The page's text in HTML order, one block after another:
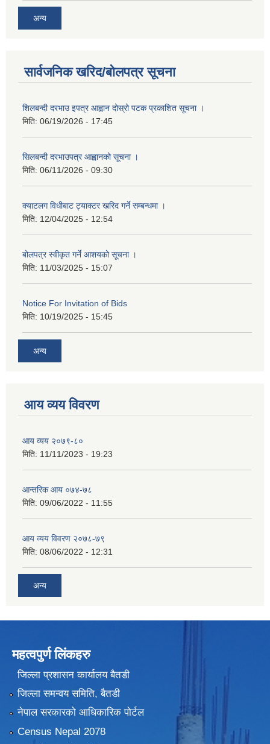
अन्य
सार्वजनिक खरिद/बोलपत्र सूचना
शिलबन्दी दरभाउ इपत्र आह्वान दोस्रो पटक प्रकाशित सूचना ।
मिति: 06/19/2026 - 17:45
सिलबन्दी दरभाउपत्र आह्वानको सूचना ।
मिति: 06/11/2026 - 09:30
क्याटलग विधीबाट ट्याक्टर खरिद गर्ने सम्बन्धमा ।
मिति: 12/04/2025 - 12:54
बोलपत्र स्वीकृत गर्ने आशयको सूचना ।
मिति: 11/03/2025 - 15:07
Notice For Invitation of Bids
मिति: 10/19/2025 - 15:45
अन्य
आय व्यय विवरण
आय व्यय २०७९-८०
मिति: 11/11/2023 - 19:23
आन्तरिक आय ०७४-७८
मिति: 09/06/2022 - 11:55
आय व्यय विवरण २०७८-७९
मिति: 08/06/2022 - 12:31
अन्य
महत्वपुर्ण लिंकहरु
जिल्ला प्रशासन कार्यालय बैतडी
जिल्ला समन्वय समिति, बैतडी
नेपाल सरकारको आधिकारिक पोर्टल
Census Nepal 2078